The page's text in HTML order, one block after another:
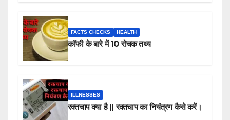
FACTS CHECKS HEALTH
कॉफी के बारे में 10 रोचक तथ्य
ILLNESSES
रक्तचाप क्या है || रक्तचाप का नियंत्रण कैसे करें।